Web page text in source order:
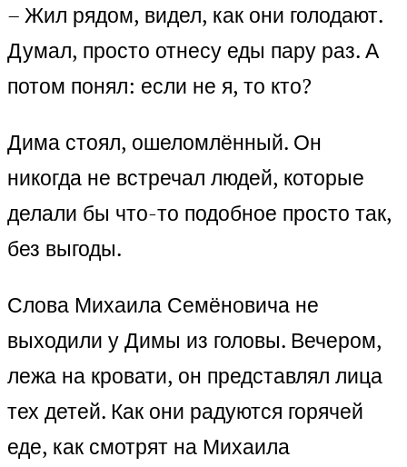
– Жил рядом, видел, как они голодают.
Думал, просто отнесу еды пару раз. А
потом понял: если не я, то кто?
Дима стоял, ошеломлённый. Он
никогда не встречал людей, которые
делали бы что-то подобное просто так,
без выгоды.
Слова Михаила Семёновича не
выходили у Димы из головы. Вечером,
лежа на кровати, он представлял лица
тех детей. Как они радуются горячей
еде, как смотрят на Михаила